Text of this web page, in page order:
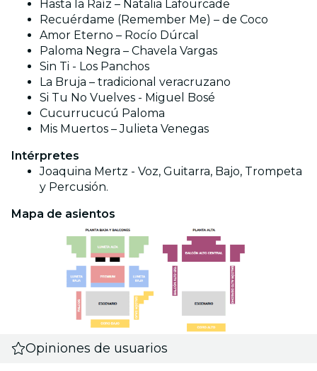
Hasta la Raíz – Natalia Lafourcade
Recuérdame (Remember Me) – de Coco
Amor Eterno – Rocío Dúrcal
Paloma Negra – Chavela Vargas
Sin Ti - Los Panchos
La Bruja – tradicional veracruzano
Si Tu No Vuelves - Miguel Bosé
Cucurrucucú Paloma
Mis Muertos – Julieta Venegas
Intérpretes
Joaquina Mertz - Voz, Guitarra, Bajo, Trompeta
y Percusión.
Mapa de asientos
Opiniones de usuarios